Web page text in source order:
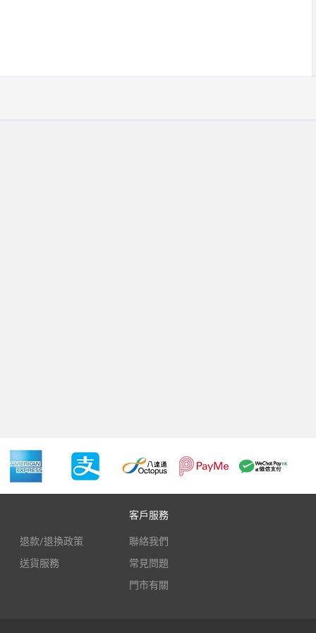
退款/退換政策
送貨服務
客戶服務
聯絡我們
常見問題
門市有關